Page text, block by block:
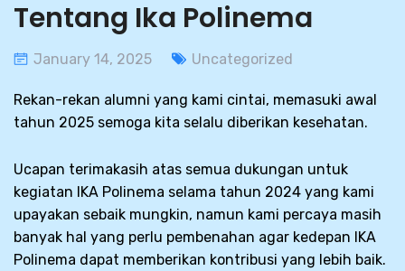
Tentang Ika Polinema
January 14, 2025 Uncategorized
Rekan-rekan alumni yang kami cintai, memasuki awal
tahun 2025 semoga kita selalu diberikan kesehatan.
Ucapan terimakasih atas semua dukungan untuk
kegiatan IKA Polinema selama tahun 2024 yang kami
upayakan sebaik mungkin, namun kami percaya masih
banyak hal yang perlu pembenahan agar kedepan IKA
Polinema dapat memberikan kontribusi yang lebih baik.